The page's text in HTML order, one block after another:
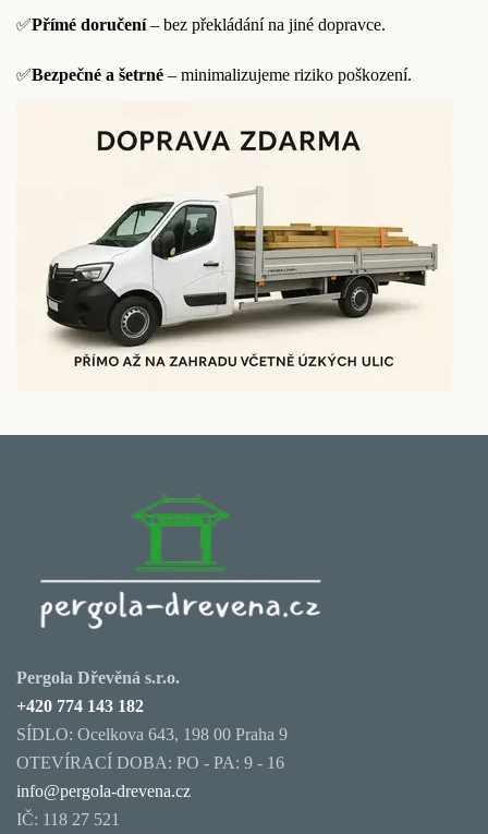
✅Přímé doručení– bez překládání na jiné dopravce.
✅Bezpečné a šetrné – minimalizujeme riziko poškození.
Pergola Dřevěná s.r.o.
+420 774 143 182
SÍDLO: Ocelkova 643, 198 00 Praha 9
OTEVÍRACÍ DOBA: PO - PA: 9 - 16
info@pergola-drevena.cz
IČ: 118 27 521